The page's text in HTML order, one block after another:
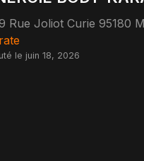
Rue Joliot Curie 95180
le juin 18, 2026